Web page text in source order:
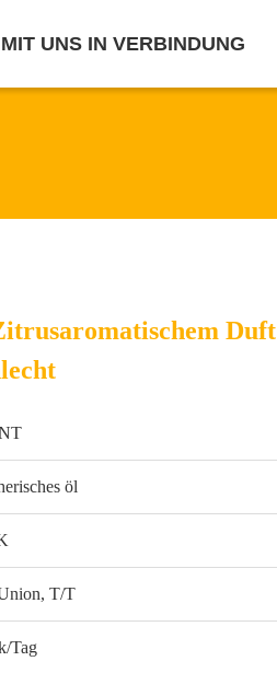
UNS IN VERBINDUNG
Duft
öl
T/T
Tag